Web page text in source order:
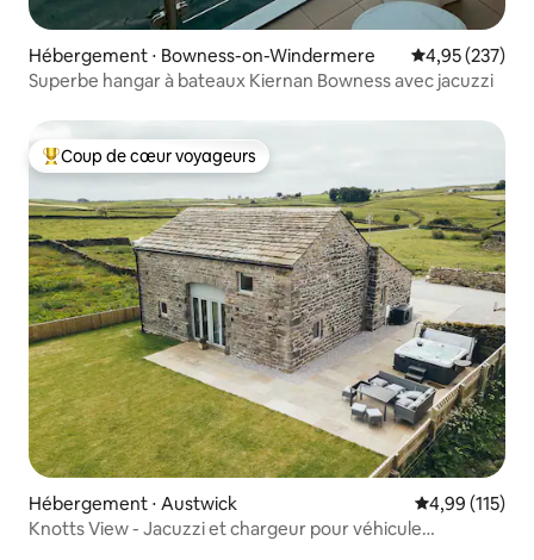
Hébergement ⋅ Bowness-on-Windermere Évaluation
4,95 (237)
Superbe hangar à bateaux Kiernan Bowness avec jacuzzi
Coups de cœur voyageurs les plus appréciés
Coup de cœur voyageurs
Hébergement ⋅ Austwick Évaluation
4,99 (115)
Knotts View - Jacuzzi et chargeur pour véhicule